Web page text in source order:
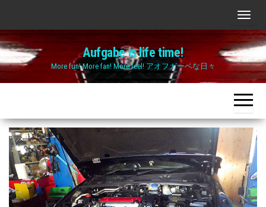
the
content
ナ
ビ
ゲ
ー
シ
ョ
ン
切
り
替
え
Aufgabe is life time!
More fun! More fan! More feel! アオフガーベな日々